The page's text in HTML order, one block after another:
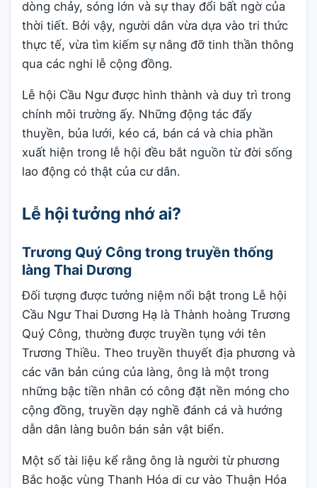
dòng chảy, sóng lớn và sự thay đổi bất ngờ của
thời tiết. Bởi vậy, người dân vừa dựa vào tri thức
thực tế, vừa tìm kiếm sự nâng đỡ tinh thần thông
qua các nghi lễ cộng đồng.
Lễ hội Cầu Ngư được hình thành và duy trì trong
chính môi trường ấy. Những động tác đẩy
thuyền, bủa lưới, kéo cá, bán cá và chia phần
xuất hiện trong lễ hội đều bắt nguồn từ đời sống
lao động có thật của cư dân.
Lễ hội tưởng nhớ ai?
Trương Quý Công trong truyền thống
làng Thai Dương
Đối tượng được tưởng niệm nổi bật trong Lễ hội
Cầu Ngư Thai Dương Hạ là Thành hoàng Trương
Quý Công, thường được truyền tụng với tên
Trương Thiều. Theo truyền thuyết địa phương và
các văn bản cúng của làng, ông là một trong
những bậc tiền nhân có công đặt nền móng cho
cộng đồng, truyền dạy nghề đánh cá và hướng
dẫn dân làng buôn bán sản vật biển.
Một số tài liệu kể rằng ông là người từ phương
Bắc hoặc vùng Thanh Hóa di cư vào Thuận Hóa